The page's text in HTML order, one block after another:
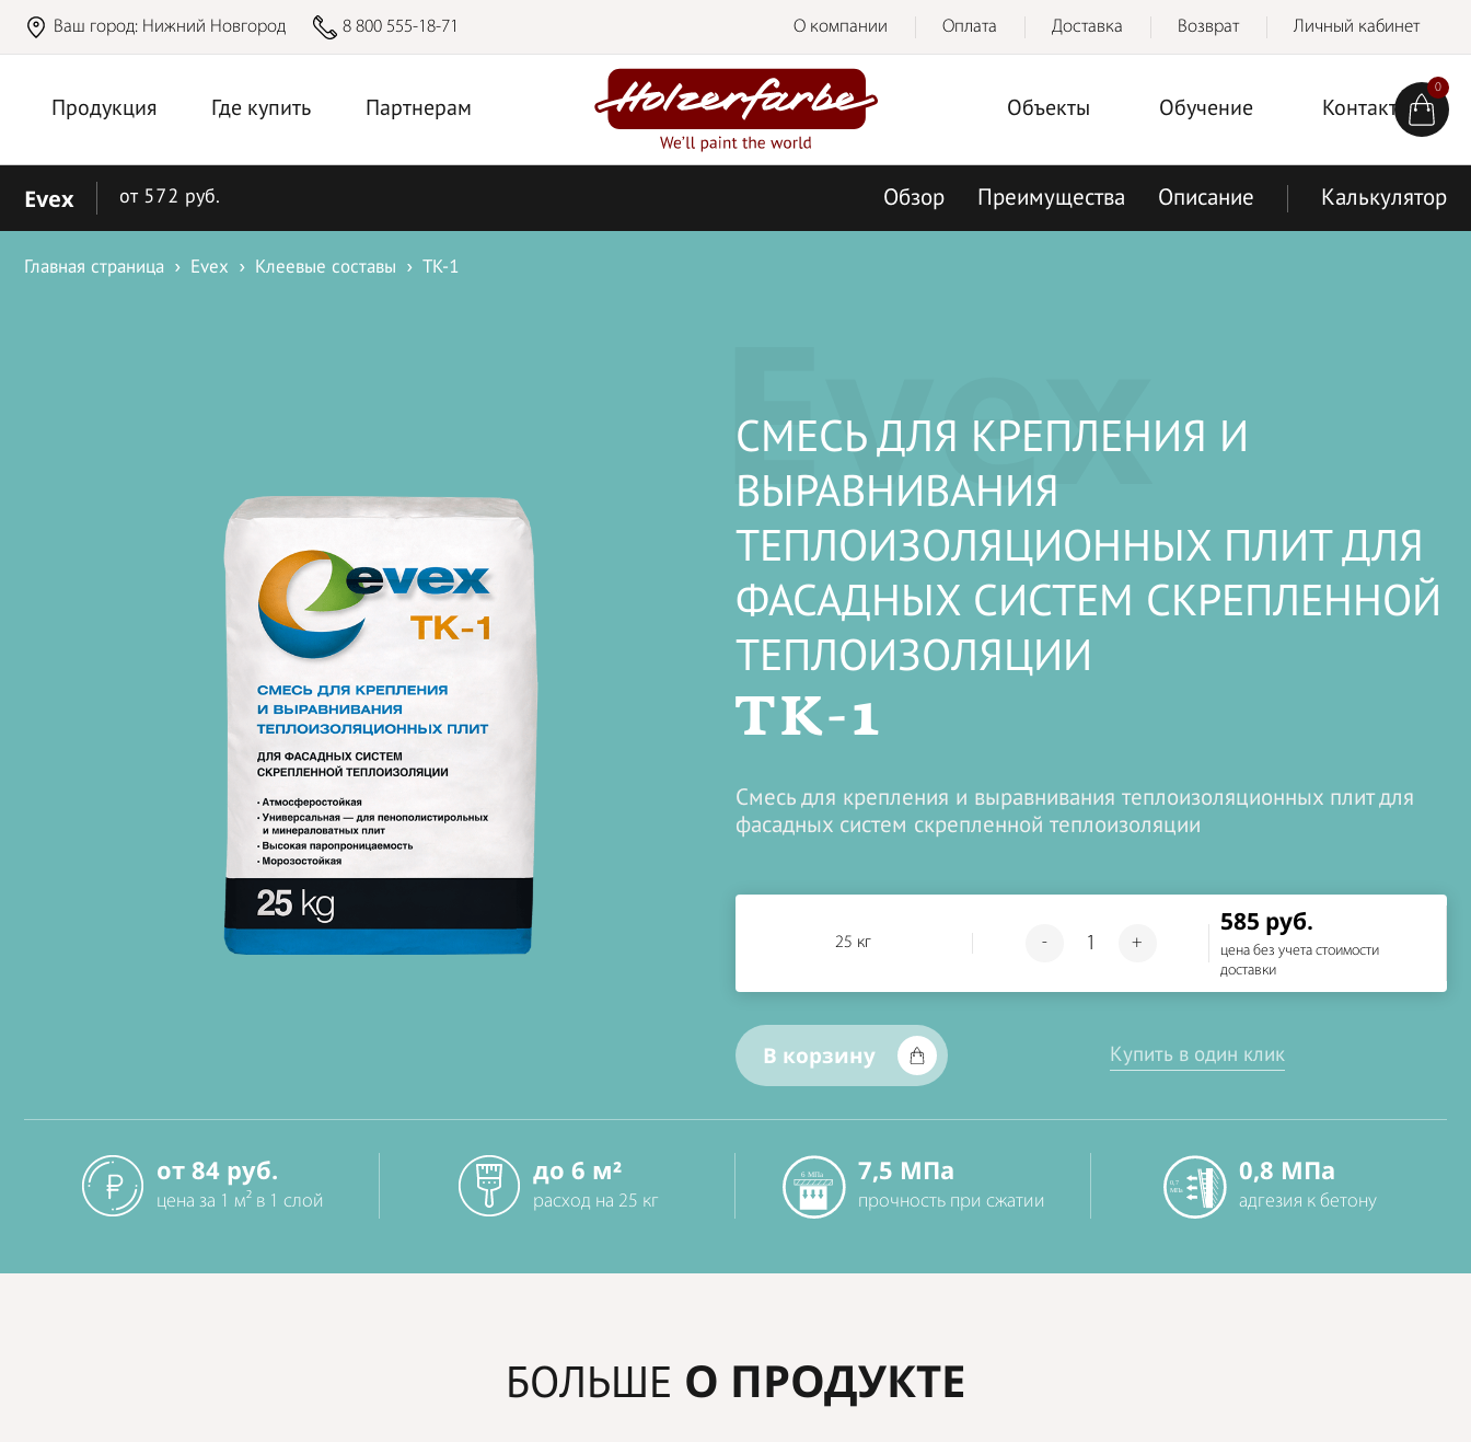
Ваш город: Нижний Новгород 8 800 555-18-71 О компании Оплата Доставка Возврат Личный кабинет
Продукция Где купить Партнерам Объекты Обучение Контакты
Evex от 572 руб. Обзор Преимущества Описание Калькулятор
Главная страница Evex Клеевые составы TK-1
Evex
СМЕСЬ ДЛЯ КРЕПЛЕНИЯ И
ВЫРАВНИВАНИЯ
ТЕПЛОИЗОЛЯЦИОННЫХ ПЛИТ ДЛЯ
ФАСАДНЫХ СИСТЕМ СКРЕПЛЕННОЙ
ТЕПЛОИЗОЛЯЦИИ
TK-1
Смесь для крепления и выравнивания теплоизоляционных плит для
фасадных систем скрепленной теплоизоляции
25 кг - +
585 руб.
цена без учета стоимости
доставки
В корзину Купить в один клик
от 84 руб.
цена за 1 м² в 1 слой
до 6 м²
расход на 25 кг
7,5 МПа
прочность при сжатии
0,8 МПа
адгезия к бетону
БОЛЬШЕ О ПРОДУКТЕ
0